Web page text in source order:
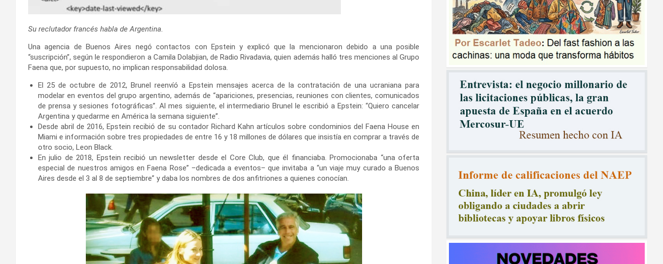
Su reclutador francés habla de Argentina.
Una agencia de Buenos Aires negó contactos con Epstein y explicó que la mencionaron debido a una posible
“suscripción”, según le respondieron a Camila Dolabjian, de Radio Rivadavia, quien además halló tres menciones al Grupo
Faena que, por supuesto, no implican responsabilidad dolosa.
El 25 de octubre de 2012, Brunel reenvíó a Epstein mensajes acerca de la contratación de una ucraniana para
modelar en eventos del grupo argentino, además de “apariciones, presencias, reuniones con clientes, comunicados
de prensa y sesiones fotográficas”. Al mes siguiente, el intermediario Brunel le escribió a Epstein: “Quiero cancelar
Argentina y quedarme en América la semana siguiente”.
Desde abril de 2016, Epstein recibió de su contador Richard Kahn artículos sobre condominios del Faena House en
Miami e información sobre tres propiedades de entre 16 y 18 millones de dólares que insistía en comprar a través de
otro socio, Leon Black.
En julio de 2018, Epstein recibió un newsletter desde el Core Club, que él financiaba. Promocionaba “una oferta
especial de nuestros amigos en Faena Rose” –dedicada a eventos– que invitaba a “un viaje muy curado a Buenos
Aires desde el 3 al 8 de septiembre” y daba los nombres de dos anfitriones a quienes conocían.